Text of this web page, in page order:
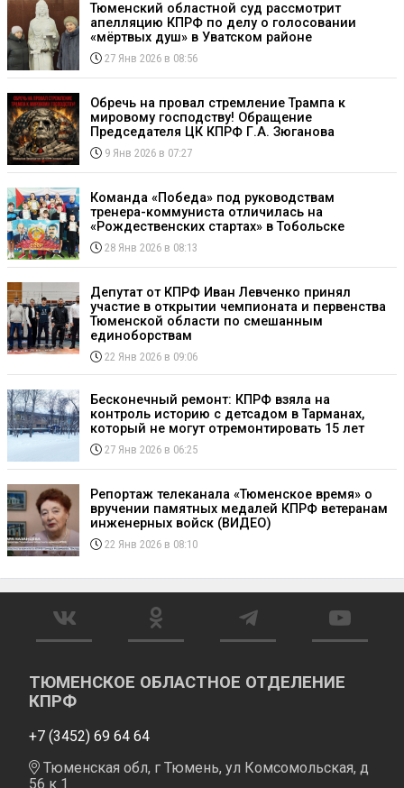
Тюменский областной суд рассмотрит
апелляцию КПРФ по делу о голосовании
«мёртвых душ» в Уватском районе
27 Янв 2026 в 08:56
Обречь на провал стремление Трампа к
мировому господству! Обращение
Председателя ЦК КПРФ Г.А. Зюганова
9 Янв 2026 в 07:27
Команда «Победа» под руководствам
тренера-коммуниста отличилась на
«Рождественских стартах» в Тобольске
28 Янв 2026 в 08:13
Депутат от КПРФ Иван Левченко принял
участие в открытии чемпионата и первенства
Тюменской области по смешанным
единоборствам
22 Янв 2026 в 09:06
Бесконечный ремонт: КПРФ взяла на
контроль историю с детсадом в Тарманах,
который не могут отремонтировать 15 лет
27 Янв 2026 в 06:25
Репортаж телеканала «Тюменское время» о
вручении памятных медалей КПРФ ветеранам
инженерных войск (ВИДЕО)
22 Янв 2026 в 08:10
ТЮМЕНСКОЕ ОБЛАСТНОЕ ОТДЕЛЕНИЕ
КПРФ
+7 (3452) 69 64 64
Тюменская обл, г Тюмень, ул Комсомольская, д
56 к 1